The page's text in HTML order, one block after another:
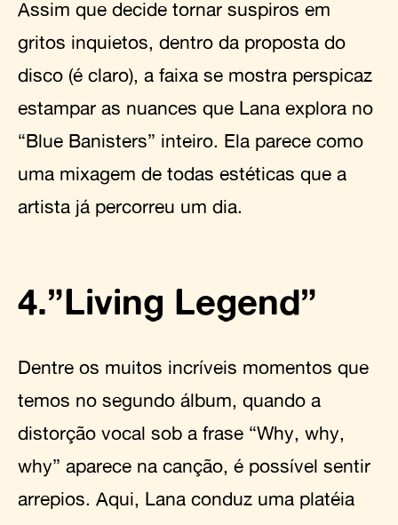
Assim que decide tornar suspiros em
gritos inquietos, dentro da proposta do
disco (é claro), a faixa se mostra perspicaz
estampar as nuances que Lana explora no
“Blue Banisters” inteiro. Ela parece como
uma mixagem de todas estéticas que a
artista já percorreu um dia.
4.”Living Legend”
Dentre os muitos incríveis momentos que
temos no segundo álbum, quando a
distorção vocal sob a frase “Why, why,
why” aparece na canção, é possível sentir
arrepios. Aqui, Lana conduz uma platéia